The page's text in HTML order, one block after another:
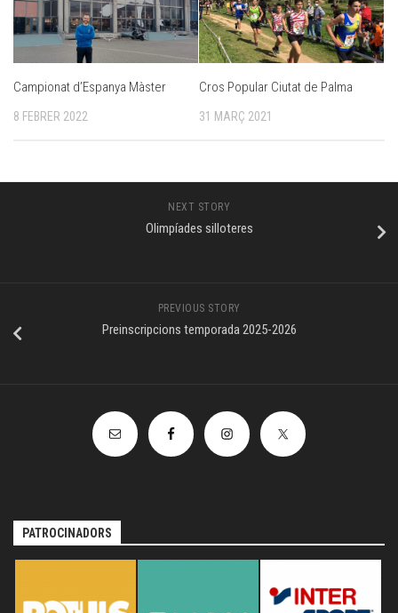
Campionat d’Espanya Màster
8 FEBRER 2022
Cros Popular Ciutat de Palma
31 MARÇ 2021
NEXT STORY
Olimpíades silloteres
PREVIOUS STORY
Preinscripcions temporada 2025-2026
PATROCINADORS